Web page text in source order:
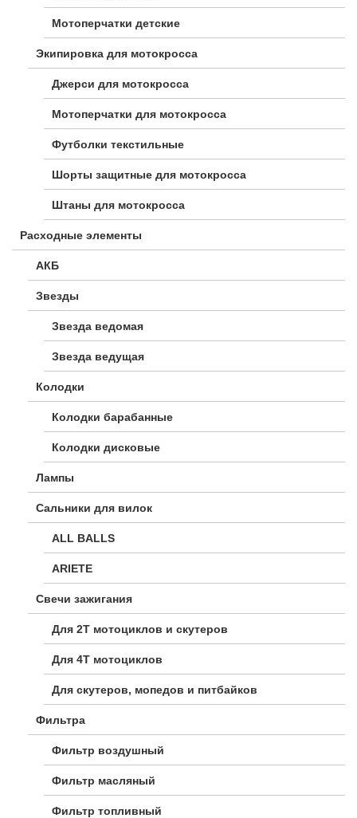
Мотоперчатки детские
Экипировка для мотокросса
Джерси для мотокросса
Мотоперчатки для мотокросса
Футболки текстильные
Шорты защитные для мотокросса
Штаны для мотокросса
Расходные элементы
АКБ
Звезды
Звезда ведомая
Звезда ведущая
Колодки
Колодки барабанные
Колодки дисковые
Лампы
Сальники для вилок
ALL BALLS
ARIETE
Свечи зажигания
Для 2Т мотоциклов и скутеров
Для 4Т мотоциклов
Для скутеров, мопедов и питбайков
Фильтра
Фильтр воздушный
Фильтр масляный
Фильтр топливный